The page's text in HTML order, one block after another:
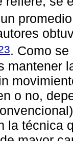
. Como
mantener
o no,
la técnica